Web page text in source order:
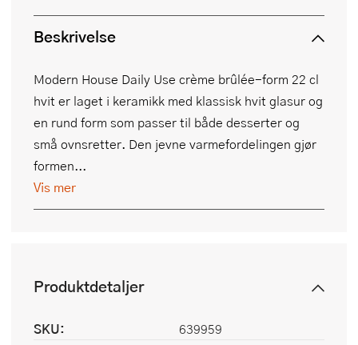
Beskrivelse
Modern House Daily Use crème brûlée-form 22 cl
hvit er laget i keramikk med klassisk hvit glasur og
en rund form som passer til både desserter og
små ovnsretter. Den jevne varmefordelingen gjør
formen...
Vis mer
Produktdetaljer
SKU: 639959